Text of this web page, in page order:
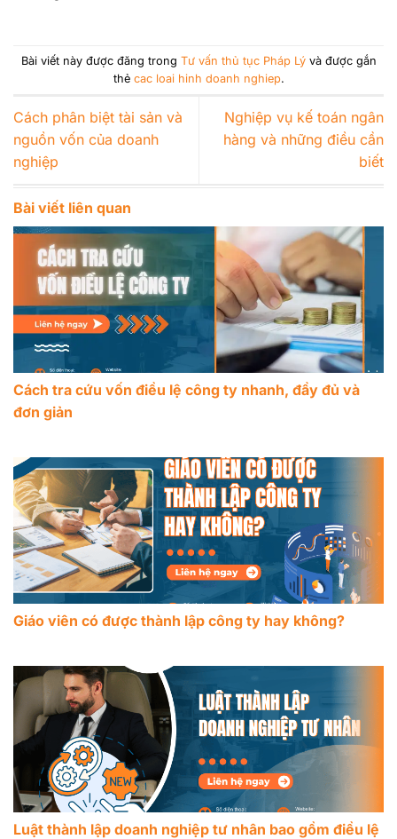
Bài viết này được đăng trong Tư vấn thủ tục Pháp Lývà được gắn
thẻ cac loai hinh doanh nghiep.
Cách phân biệt tài sản và
nguồn vốn của doanh
nghiệp
Nghiệp vụ kế toán ngân
hàng và những điều cần
biết
Bài viết liên quan
Cách tra cứu vốn điều lệ công ty nhanh, đầy đủ và
đơn giản
Giáo viên có được thành lập công ty hay không?
Luật thành lập doanh nghiệp tư nhân bao gồm điều lệ